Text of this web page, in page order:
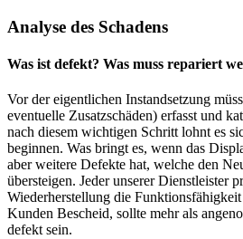
Analyse des Schadens
Was ist defekt? Was muss repariert
Vor der eigentlichen Instandsetzung
eventuelle Zusatzschäden) erfasst und
nach diesem wichtigen Schritt lohnt es
beginnen. Was bringt es, wenn das
aber weitere Defekte hat, welche den
übersteigen. Jeder unserer Dienstleister
Wiederherstellung die
Kunden Bescheid, sollte mehr als
defekt sein.